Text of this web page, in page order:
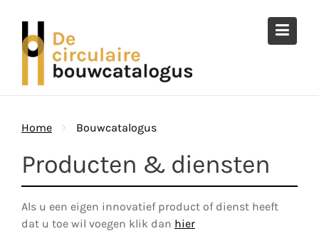
naar
inhoud
Home Bouwcatalogus
Producten & diensten
Als u een eigen innovatief product of dienst heeft
dat u toe wil voegen klik dan hier